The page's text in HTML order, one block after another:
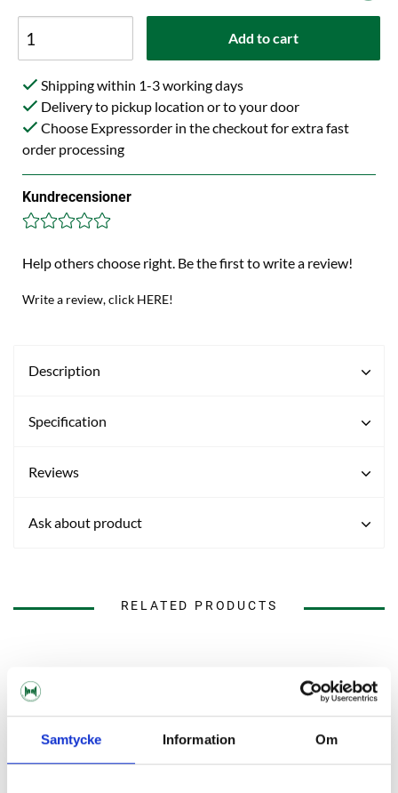
Samtycke Information Om
Add to cart
Shipping within 1-3 working days
Delivery to pickup location or to your door
Choose Expressorder in the checkout for extra fast
order processing
Kundrecensioner
Help others choose right. Be the first to write a review!
Write a review, click HERE!
Description
Specification
Reviews
Ask about product
RELATED PRODUCTS